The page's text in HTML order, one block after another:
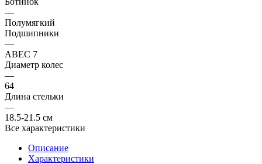
—
Полумягкий
Подшипники
—
ABEC 7
Диаметр колес
—
64
Длина стельки
—
18.5-21.5 см
Все характеристики
Описание
Характеристики